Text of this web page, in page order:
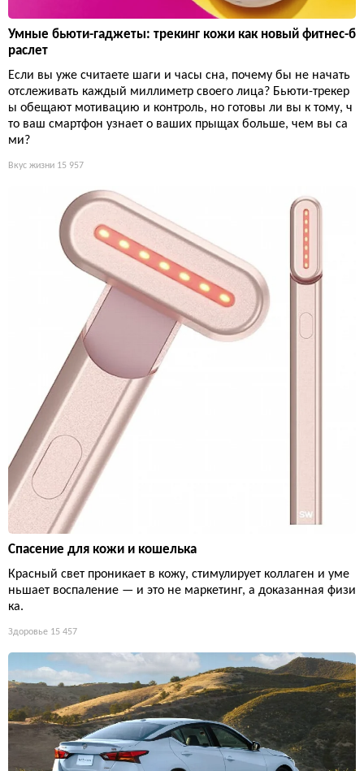
Умные бьюти-гаджеты: трекинг кожи как новый фитнес-б
раслет
Если вы уже считаете шаги и часы сна, почему бы не начать
отслеживать каждый миллиметр своего лица? Бьюти-трекер
ы обещают мотивацию и контроль, но готовы ли вы к тому, ч
то ваш смартфон узнает о ваших прыщах больше, чем вы са
ми?
Вкус жизни 15 957
Спасение для кожи и кошелька
Красный свет проникает в кожу, стимулирует коллаген и уме
ньшает воспаление — и это не маркетинг, а доказанная физи
ка.
Здоровье 15 457